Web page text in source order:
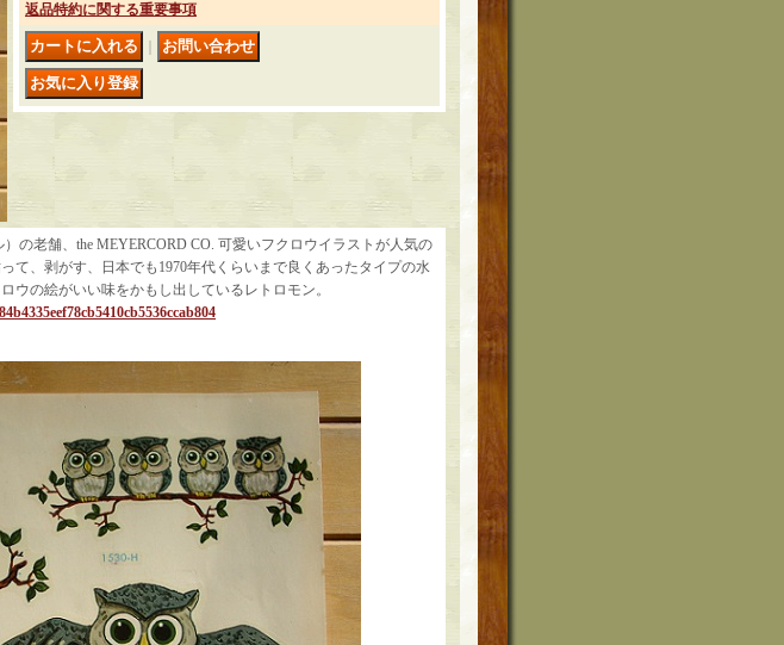
返品特約に関する重要事項
の老舗、the MEYERCORD CO. 可愛いフクロウイラストが人気の
て、剥がす、日本でも1970年代くらいまで良くあったタイプの水
ウの絵がいい味をかもし出しているレトロモン。